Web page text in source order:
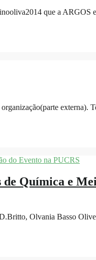
que a ARGOS
externa).
de Química e
Olvania Basso